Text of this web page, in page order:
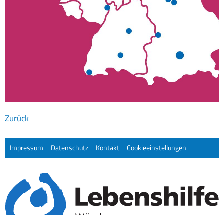
Zurück
Impressum Datenschutz Kontakt Cookieeinstellungen